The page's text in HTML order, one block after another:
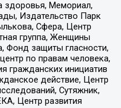
здоровья, Мемориал,
Издательство Парк
Сфера, Центр
группа, Женщины
Фонд защиты гласности,
по правам человека,
гражданских инициатив
действие, Центр
Сутяжник,
Центр развития